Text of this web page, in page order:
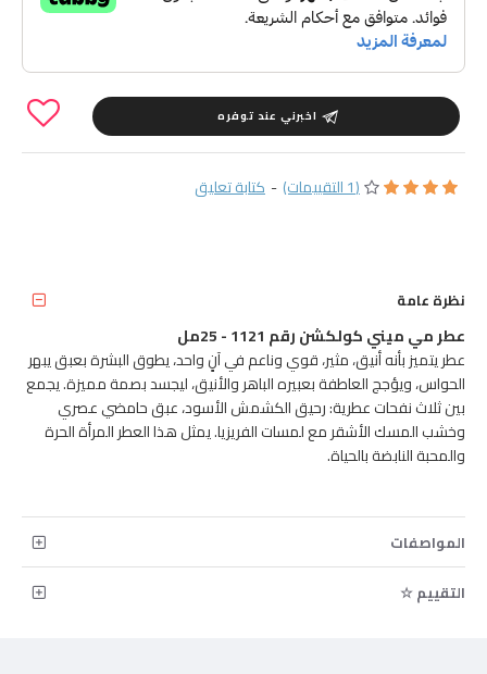
(1 التقييمات) - كتابة تعليق
اخبرني عند توفره
نظرة عامة
عطر مي ميني كولكشن رقم 1121 - 25مل
عطر يتميز بأنه أنيق، مثير، قوي وناعم في آنٍ واحد، يطوق البشرة بعبق يبهر
الحواس، ويؤجج العاطفة بعبيره الباهر والأنيق، ليجسد بصمة مميزة. يجمع
بين ثلاث نفحات عطرية: رحيق الكشمش الأسود، عبق حامضي عصري
وخشب المسك الأشقر مع لمسات الفريزيا. يمثل هذا العطر المرأة الحرة
والمحبة النابضة بالحياة.
المواصفات
التقييم ☆